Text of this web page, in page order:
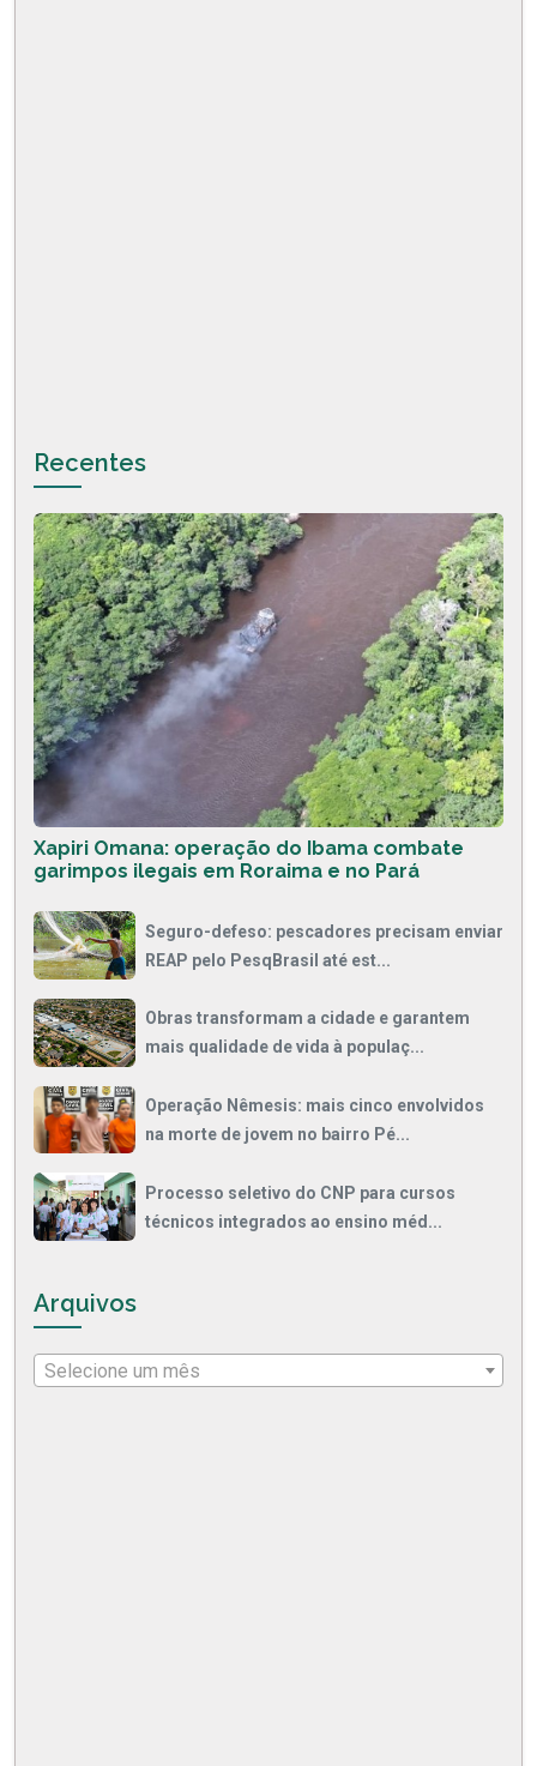
Recentes
Xapiri Omana: operação do Ibama combate
garimpos ilegais em Roraima e no Pará
Seguro-defeso: pescadores precisam enviar
REAP pelo PesqBrasil até est...
Obras transformam a cidade e garantem
mais qualidade de vida à populaç...
Operação Nêmesis: mais cinco envolvidos
na morte de jovem no bairro Pé...
Processo seletivo do CNP para cursos
técnicos integrados ao ensino méd...
Arquivos
Selecione um mês